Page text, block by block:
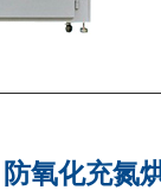
防氧化充氮